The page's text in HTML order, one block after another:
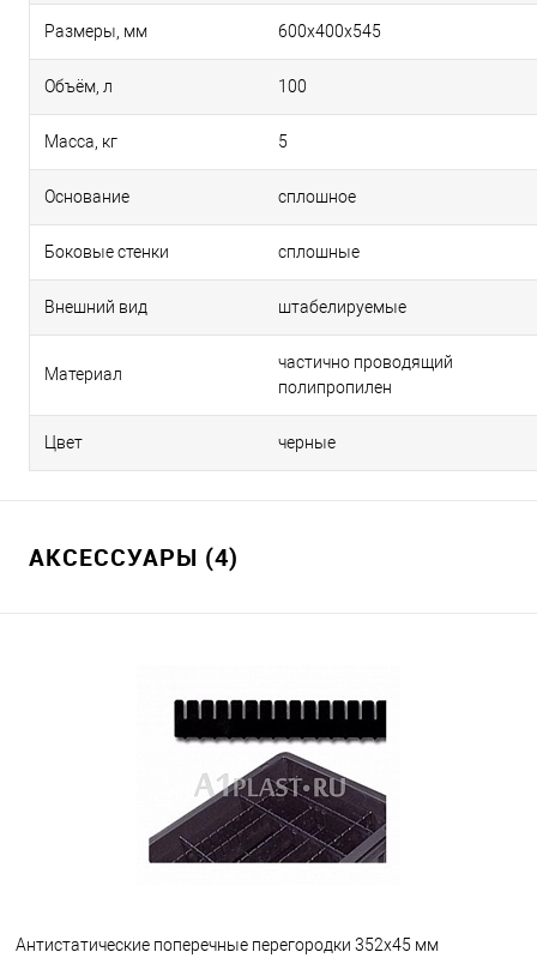
Размеры, мм 600х400х545
Объём, л 100
Масса, кг 5
Основание сплошное
Боковые стенки сплошные
Внешний вид штабелируемые
Материал
частично проводящий
полипропилен
Цвет черные
АКСЕССУАРЫ (4)
Антистатические поперечные перегородки 352х45 мм